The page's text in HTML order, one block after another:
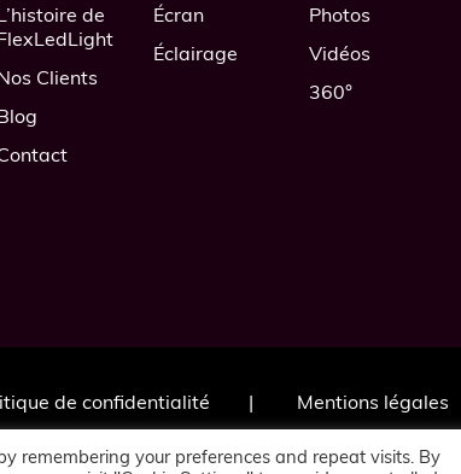
de
Clients
Écran
Éclairage
Photos
Vidéos
360°
de confidentialité Mentions légales
remembering your preferences and repeat visits. By